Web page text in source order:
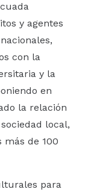
y agentes
con la
y la
en
la relación
local,
más de 100
para